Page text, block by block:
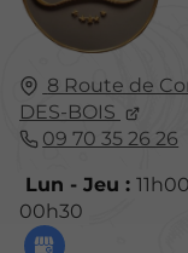
8 Route de
DES-BOIS
09 70 35 26 26
Lun - Jeu :
00h30